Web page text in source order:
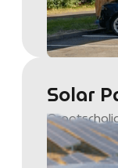
Solar
energie